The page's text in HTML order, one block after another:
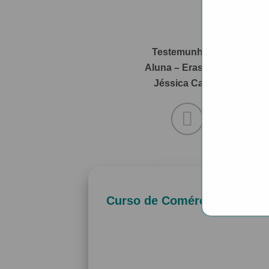
Testemunho Ex
Aluna – Erasmus –
Jéssica Cabral
Curso de Comércio